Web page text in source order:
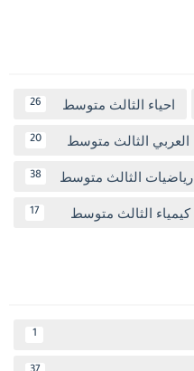
احياء الثالث متوسط 26
العربي الثالث متوسط 20
رياضيات الثالث متوسط 38
كيمياء الثالث متوسط 17
1